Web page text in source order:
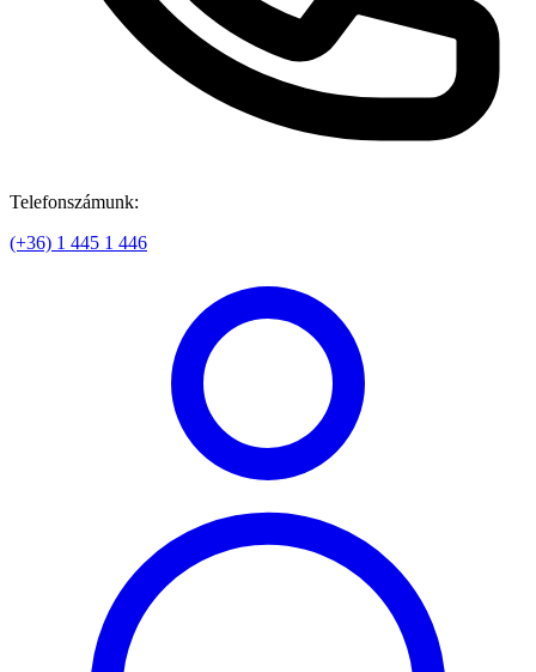
Telefonszámunk:
(+36) 1 445 1 446